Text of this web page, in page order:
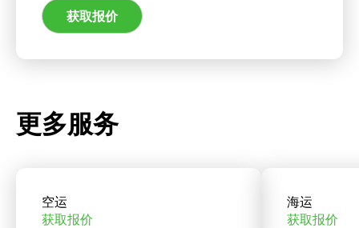
获取报价
更多服务
空运
获取报价
海运
获取报价